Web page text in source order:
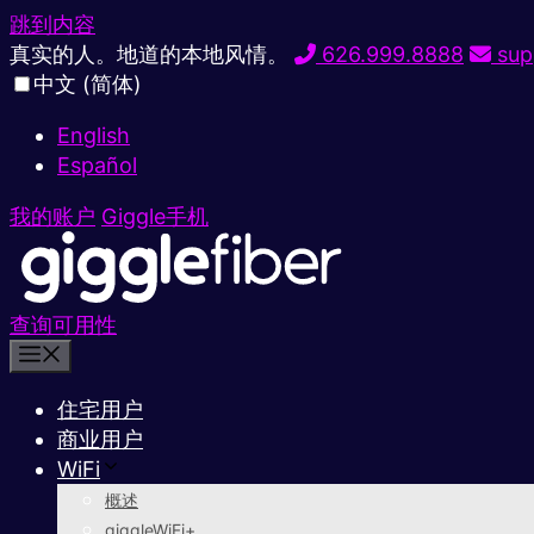
跳到内容
真实的人。地道的本地风情。
626.999.8888
中文 (简体)
English
Español
我的账户 Giggle手机
查询可用性
住宅用户
商业用户
WiFi
概述
giggleWiFi+